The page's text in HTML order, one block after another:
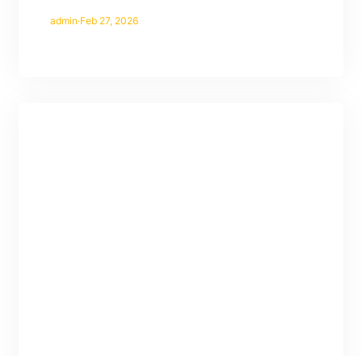
admin·Feb 27, 2026